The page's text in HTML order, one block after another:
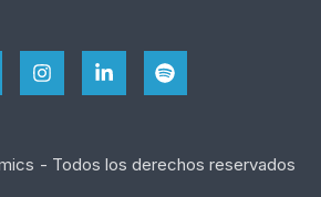
- Todos los derechos reservados